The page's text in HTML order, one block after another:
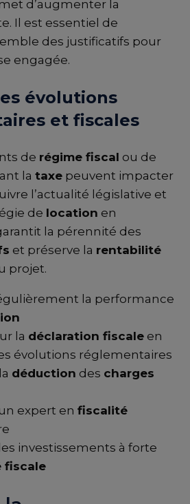
d’augmenter la
Il est essentiel de
des justificatifs pour
engagée.
évolutions
et fiscales
de régime fiscal ou de
la taxe peuvent impacter
l’actualité législative et
de location en
la pérennité des
et préserve la rentabilité
projet.
la performance
la déclaration fiscale en
évolutions réglementaires
déduction des charges
expert en fiscalité
investissements à forte
fiscale